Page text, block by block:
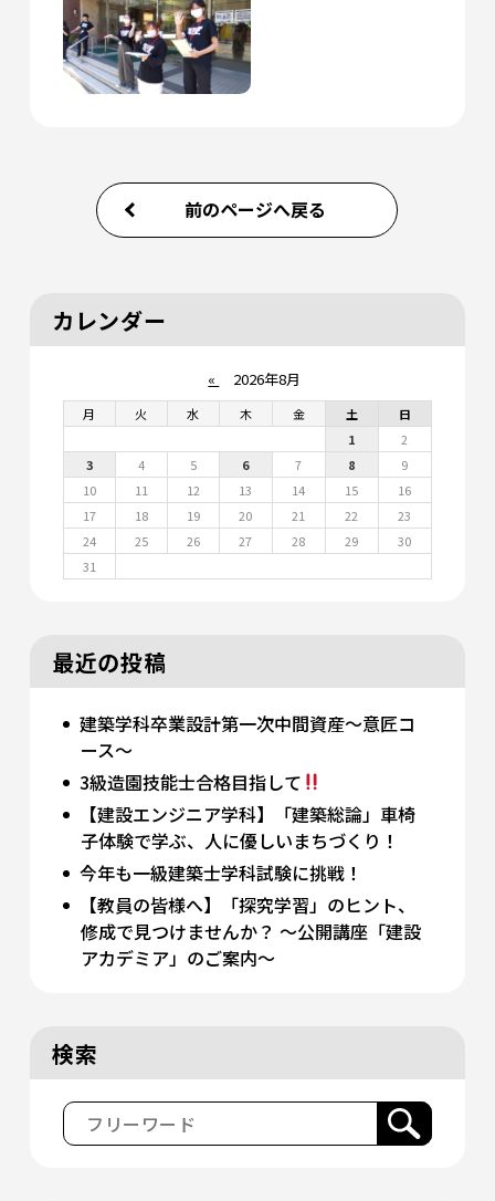
前のページへ戻る
カレンダー
« 2026年8月
月 火 水 木 金 土
日
1
2
3
4 5 6 7 8
9
10
11 12 13 14 15
16
17
18 19 20 21 22
23
24
25 26 27 28 29
30
31
最近の投稿
建築学科卒業設計第一次中間資産～意匠コ
ース～
3級造園技能士合格目指して
【建設エンジニア学科】「建築総論」車椅
子体験で学ぶ、人に優しいまちづくり！
今年も一級建築士学科試験に挑戦！
【教員の皆様へ】「探究学習」のヒント、
修成で見つけませんか？ 〜公開講座「建設
アカデミア」のご案内〜
検索